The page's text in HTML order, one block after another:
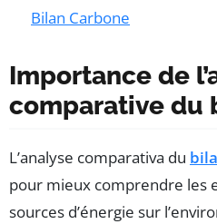
Bilan Carbone
Importance de
comparative du
L’analyse comparativa du
pour mieux comprendre les
sources d’énergie sur